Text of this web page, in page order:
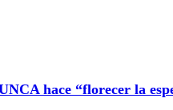
hace “florecer la